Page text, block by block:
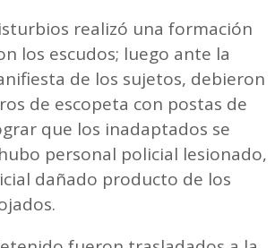
realizó una formación
los escudos; luego ante la
de los sujetos, debieron
de escopeta con postas de
que los inadaptados se
personal policial lesionado,
dañado producto de los